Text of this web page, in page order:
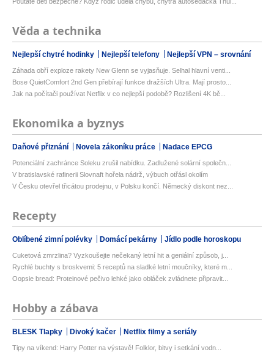
Věda a technika
Nejlepší chytré hodinky Nejlepší telefony Nejlepší VPN – srovnání
Záhada obří exploze rakety New Glenn se vyjasňuje. Selhal hlavní venti...
Bose QuietComfort 2nd Gen přebírají funkce dražších Ultra. Mají prosto...
Jak na počítači používat Netflix v co nejlepší podobě? Rozlišení 4K bě...
Ekonomika a byznys
Daňové přiznání Novela zákoníku práce Nadace EPCG
Potenciální zachránce Soleku zrušil nabídku. Zadlužené solární společn...
V bratislavské rafinerii Slovnaft hořela nádrž, výbuch otřásl okolím
V Česku otevřel třicátou prodejnu, v Polsku končí. Německý diskont nez...
Recepty
Oblíbené zimní polévky Domácí pekárny Jídlo podle horoskopu
Cuketová zmrzlina? Vyzkoušejte nečekaný letní hit a geniální způsob, j...
Rychlé buchty s broskvemi: 5 receptů na sladké letní moučníky, které m...
Oopsie bread: Proteinové pečivo lehké jako obláček zvládnete připravit...
Hobby a zábava
BLESK Tlapky Divoký kačer Netflix filmy a seriály
Tipy na víkend: Harry Potter na výstavě! Folklor, bitvy i setkání vodn...